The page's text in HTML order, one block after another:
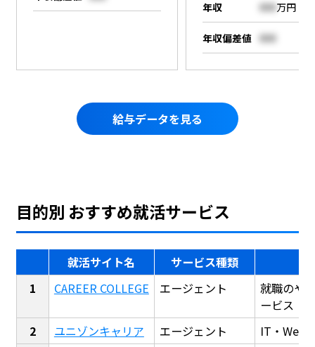
年収 000万円
年収偏差値 000
給与データを見る
目的別 おすすめ就活サービス
就活サイト名
サービス種類
CAREER COLLEGE
エージェント
就職のや
ービス
ユニゾンキャリア
エージェント
IT・Web